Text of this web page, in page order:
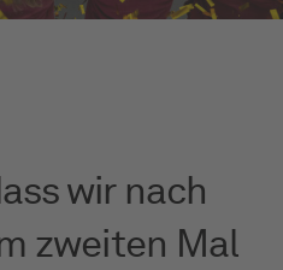
wir nach
zweiten Mal